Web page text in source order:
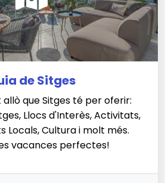
de Sitges
que Sitges té per oferir:
Llocs d'Interès, Activitats,
Locals, Cultura i molt més.
vacances perfectes!